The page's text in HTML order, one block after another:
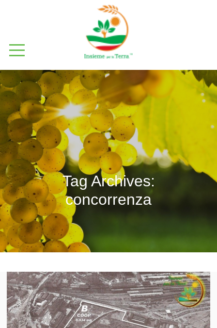
Tag Archives:
concorrenza